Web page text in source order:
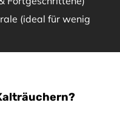
(ideal für wenig